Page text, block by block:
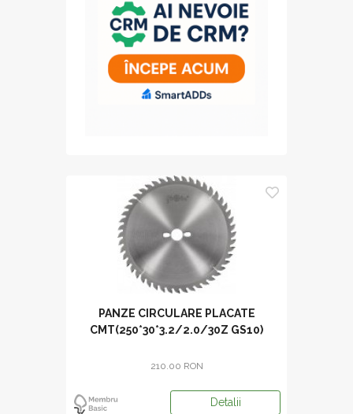
PANZE CIRCULARE PLACATE
CMT(250*30*3.2/2.0/30Z GS10)
210.00 RON
Detalii